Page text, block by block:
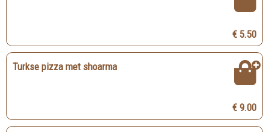
€ 5.50
Turkse pizza met shoarma
€ 9.00